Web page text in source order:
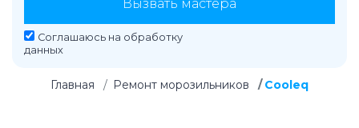
Вызвать мастера
Соглашаюсь на обработку
данных
Главная Ремонт морозильников Cooleq